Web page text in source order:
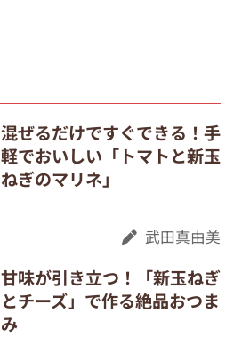
混ぜるだけですぐできる！手
軽でおいしい「トマトと新玉
ねぎのマリネ」
武田真由美
甘味が引き立つ！「新玉ねぎ
とチーズ」で作る絶品おつま
み